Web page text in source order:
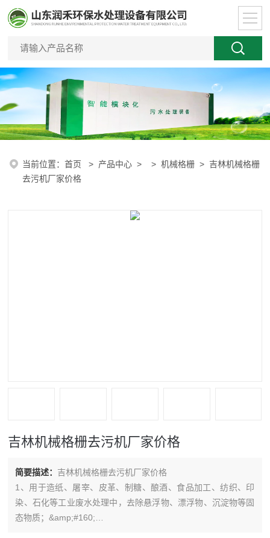
当前位置：首页 > 产品中心 > >机械格栅 > 吉林机械格栅
去污机厂家价格
吉林机械格栅去污机厂家价格
简要描述： 吉林机械格栅去污机厂家价格
1、用于造纸、屠宰、皮革、制糖、酿酒、食品加工、纺织、印
染、石化等工业废水处理中，去除悬浮物、漂浮物、沉淀物等固
态物质；&amp;#160;